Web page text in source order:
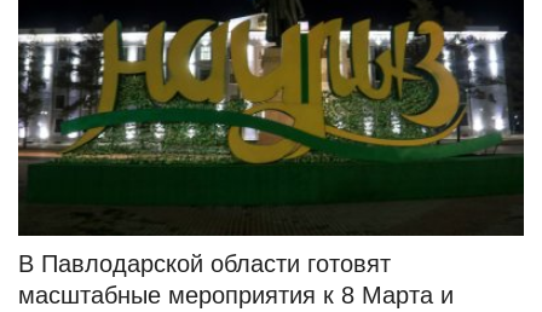
В Павлодарской области готовят
масштабные мероприятия к 8 Марта и